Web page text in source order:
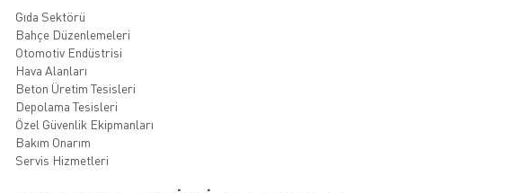
Gıda Sektörü
Bahçe Düzenlemeleri
Otomotiv Endüstrisi
Hava Alanları
Beton Üretim Tesisleri
Depolama Tesisleri
Özel Güvenlik Ekipmanları
Bakım Onarım
Servis Hizmetleri